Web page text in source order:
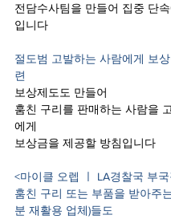
전담수사팀을 만들어 집중 단
입니다
절도범 고발하는 사람에게 보
련
보상제도도 만들어
훔친 구리를 판매하는 사람을
에게
보상금을 제공할 방침입니다
<마이클 오렙 ㅣ LA경찰국 부국
훔친 구리 또는 부품을 받아주
분 재활용 업체)들도